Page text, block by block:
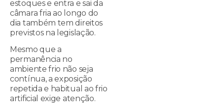
estoques e entra e sai da
câmara fria ao longo do
dia também tem direitos
previstos na legislação.
Mesmo que a
permanência no
ambiente frio não seja
contínua, a exposição
repetida e habitual ao frio
artificial exige atenção.